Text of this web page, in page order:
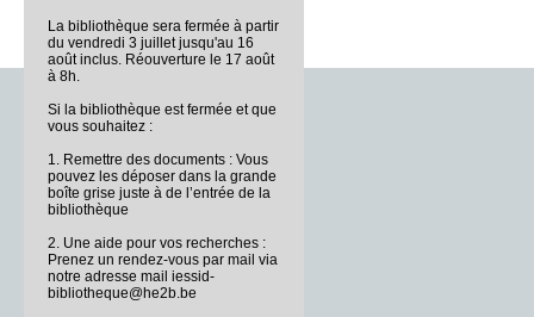
La bibliothèque sera fermée à partir
du vendredi 3 juillet jusqu'au 16
août inclus. Réouverture le 17 août
à 8h.
Si la bibliothèque est fermée et que
vous souhaitez :
1. Remettre des documents : Vous
pouvez les déposer dans la grande
boîte grise juste à de l’entrée de la
bibliothèque
2. Une aide pour vos recherches :
Prenez un rendez-vous par mail via
notre adresse mail iessid-
bibliotheque@he2b.be